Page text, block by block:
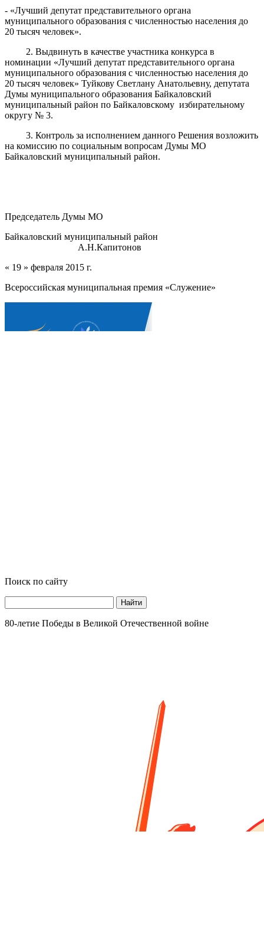
- «Лучший депутат представительного органа
муниципального образования с численностью населения до
20 тысяч человек».
2. Выдвинуть в качестве участника конкурса в
номинации «Лучший депутат представительного органа
муниципального образования с численностью населения до
20 тысяч человек» Туйкову Светлану Анатольевну, депутата
Думы муниципального образования Байкаловский
муниципальный район по Байкаловскому избирательному
округу № 3.
3. Контроль за исполнением данного Решения возложить
на комиссию по социальным вопросам Думы МО
Байкаловский муниципальный район.
Председатель Думы МО
Байкаловский муниципальный район
А.Н.Капитонов
« 19 » февраля 2015 г.
Всероссийская муниципальная премия «Служение»
Поиск по сайту
Найти
80-летие Победы в Великой Отечественной войне